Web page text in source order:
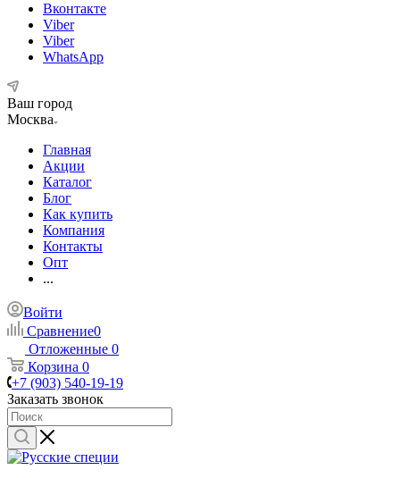
Вконтакте
Viber
Viber
WhatsApp
Ваш город
Москва
Главная
Акции
Каталог
Блог
Как купить
Компания
Контакты
Опт
...
Войти
Сравнение0
Отложенные 0
Корзина 0
+7 (903) 540-19-19
Заказать звонок